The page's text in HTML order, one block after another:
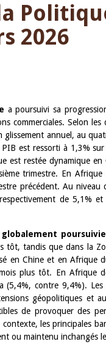
2026
a poursuivi sa
commerciales. Selon
glissement annuel, au
est ressorti à 1,3%
est restée dynamique
trimestre. En
précédent. Au niveau
de 5,1%
poursuivie
tôt, tandis que dans la
en Chine et en
plus tôt. En Afrique
contre 9,4%).
géopolitiques et
de provoquer des
les principales
ou maintenu inchangés